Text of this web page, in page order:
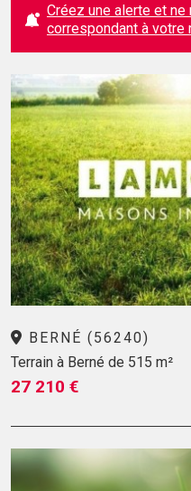
Créez une alerte et ne
correspondant à votre
BERNÉ (56240)
Terrain à Berné de 515 m²
27 210 €